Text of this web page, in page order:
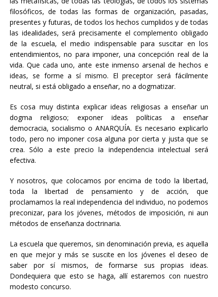
filosóficos, de todas las formas de organización, pasadas,
presentes y futuras, de todos los hechos cumplidos y de todas
las idealidades, será precisamente el complemento obligado
de la escuela, el medio indispensable para suscitar en los
entendimientos, no para imponer, una concepción real de la
vida. Que cada uno, ante este inmenso arsenal de hechos e
ideas, se forme a sí mismo. El preceptor será fácilmente
neutral, si está obligado a enseñar, no a dogmatizar.
Es cosa muy distinta explicar ideas religiosas a enseñar un
dogma religioso; exponer ideas políticas a enseñar
democracia, socialismo o ANARQUÍA. Es necesario explicarlo
todo, pero no imponer cosa alguna por cierta y justa que se
crea. Sólo a este precio la independencia intelectual será
efectiva.
Y nosotros, que colocamos por encima de todo la libertad,
toda la libertad de pensamiento y de acción, que
proclamamos la real independencia del individuo, no podemos
preconizar, para los jóvenes, métodos de imposición, ni aun
métodos de enseñanza doctrinaria.
La escuela que queremos, sin denominación previa, es aquella
en que mejor y más se suscite en los jóvenes el deseo de
saber por sí mismos, de formarse sus propias ideas.
Dondequiera que esto se haga, allí estaremos con nuestro
modesto concurso.